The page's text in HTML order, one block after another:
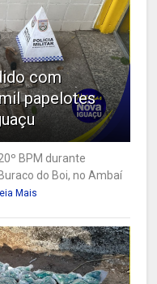
com
papelotes
BPM durante
do Boi, no Ambaí
Mais